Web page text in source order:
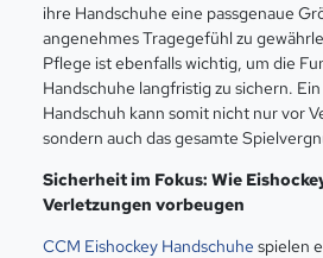
ihre Handschuhe eine passgenaue
angenehmes Tragegefühl zu
Pflege ist ebenfalls wichtig, um die
Handschuhe langfristig zu sichern.
Handschuh kann somit nicht nur vor
sondern auch das gesamte
Sicherheit im Fokus: Wie
Verletzungen vorbeugen
CCM Eishockey Handschuhe spielen